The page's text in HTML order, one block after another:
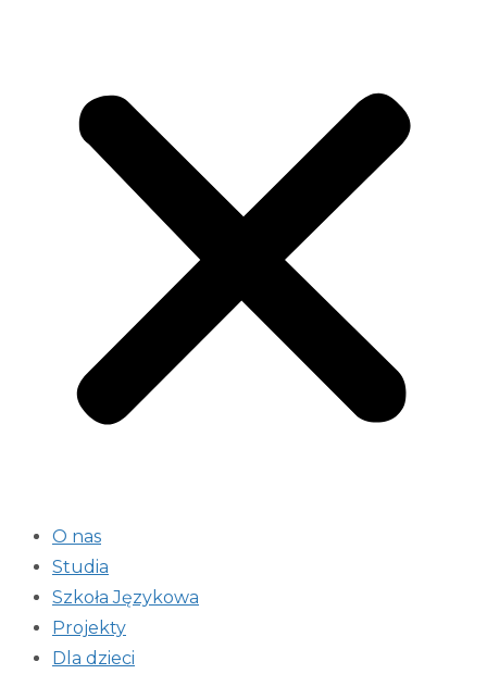
O nas
Studia
Szkoła Językowa
Projekty
Dla dzieci